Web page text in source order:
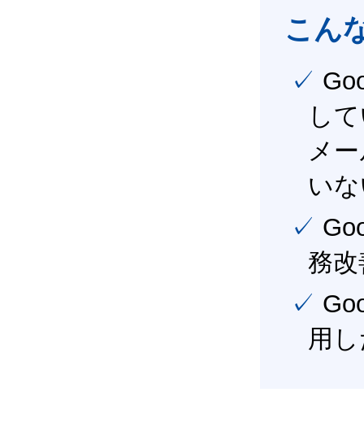
こん
✓ Google Workspace（旧G Suite） を社内で導入
し
メ
い
✓ Google Workspace（旧G Suite） を活用し、業
務
✓ Google Workspace（旧G Suite） を最大限に活
用